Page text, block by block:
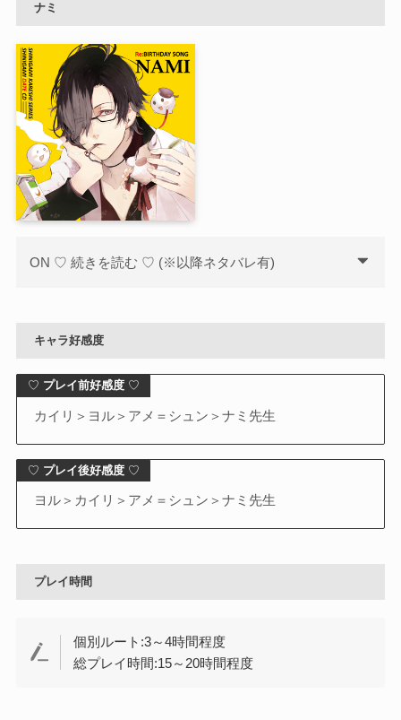
ナミ
ON ♡ 続きを読む ♡ (※以降ネタバレ有)
キャラ好感度
♡ プレイ前好感度♡
カイリ＞ヨル＞アメ＝シュン＞ナミ先生
♡ プレイ後好感度♡
ヨル＞カイリ＞アメ＝シュン＞ナミ先生
プレイ時間
個別ルート:3～4時間程度
総プレイ時間:15～20時間程度